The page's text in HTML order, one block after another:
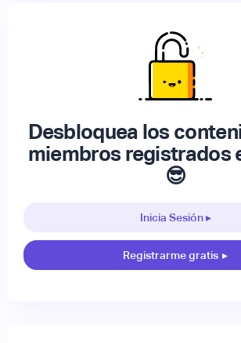
Desbloquea los
miembros registrados
😎
Inicia Sesión ▸
Registrarme gratis ▸